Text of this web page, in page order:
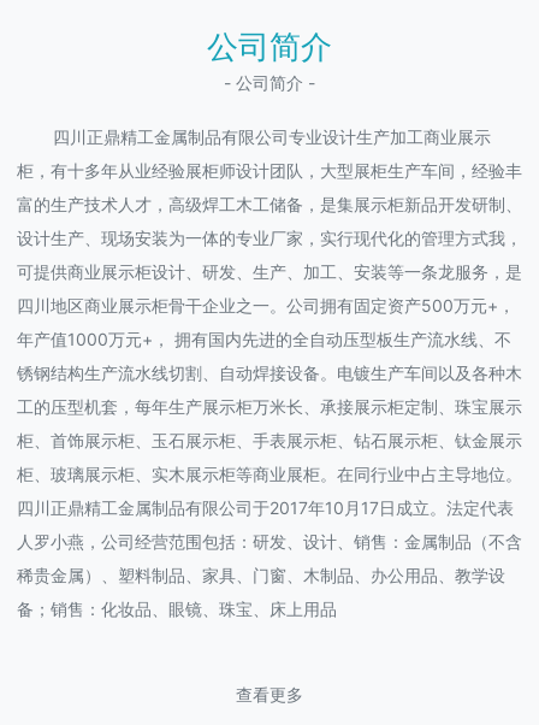
公司简介
- 公司简介 -
四川正鼎精工金属制品有限公司专业设计生产加工商业展示
柜，有十多年从业经验展柜师设计团队，大型展柜生产车间，经验丰
富的生产技术人才，高级焊工木工储备，是集展示柜新品开发研制、
设计生产、现场安装为一体的专业厂家，实行现代化的管理方式我，
可提供商业展示柜设计、研发、生产、加工、安装等一条龙服务，是
四川地区商业展示柜骨干企业之一。公司拥有固定资产500万元+，
年产值1000万元+， 拥有国内先进的全自动压型板生产流水线、不
锈钢结构生产流水线切割、自动焊接设备。电镀生产车间以及各种木
工的压型机套，每年生产展示柜万米长、承接展示柜定制、珠宝展示
柜、首饰展示柜、玉石展示柜、手表展示柜、钻石展示柜、钛金展示
柜、玻璃展示柜、实木展示柜等商业展柜。在同行业中占主导地位。
四川正鼎精工金属制品有限公司于2017年10月17日成立。法定代表
人罗小燕，公司经营范围包括：研发、设计、销售：金属制品（不含
稀贵金属）、塑料制品、家具、门窗、木制品、办公用品、教学设
备；销售：化妆品、眼镜、珠宝、床上用品
查看更多